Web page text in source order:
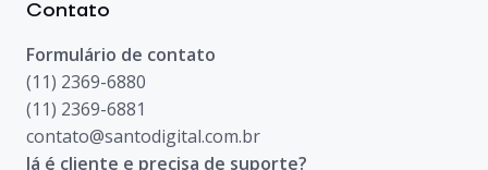
Contato
Formulário de contato
(11) 2369-6880
(11) 2369-6881
contato@santodigital.com.br
Já é cliente e precisa de suporte?